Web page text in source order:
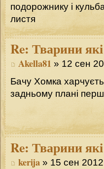
подорожнику і
листя
Re: Тварини
Akella81 » 12 сен
Бачу Хомка
задньому плані
Re: Тварини
kerija » 15 сен